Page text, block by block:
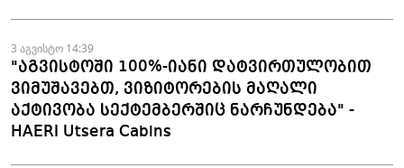
3 აგვისტო 14:39
"აგვისტოში 100%-იანი დატვირთულობით
ვიმუშავებთ, ვიზიტორების მაღალი
აქტივობა სექტემბერშიც ნარჩუნდება" -
HAERI Utsera Cabins